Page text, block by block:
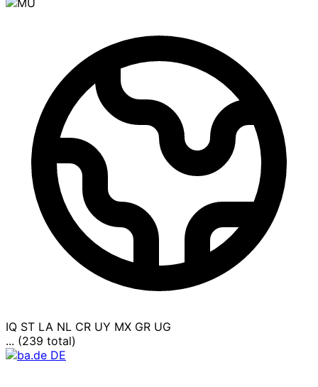
IQ ST LA NL CR UY MX GR UG
... (239 total)